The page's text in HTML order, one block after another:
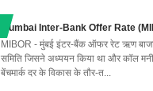
Mumbai Inter-Bank Offer Rate
MIBOR - मुंबई इंटर-बैंक ऑफर रेट ऋण
समिति जिसने अध्ययन किया था और कॉल
बेंचमार्क दर के विकास के तौर-त...